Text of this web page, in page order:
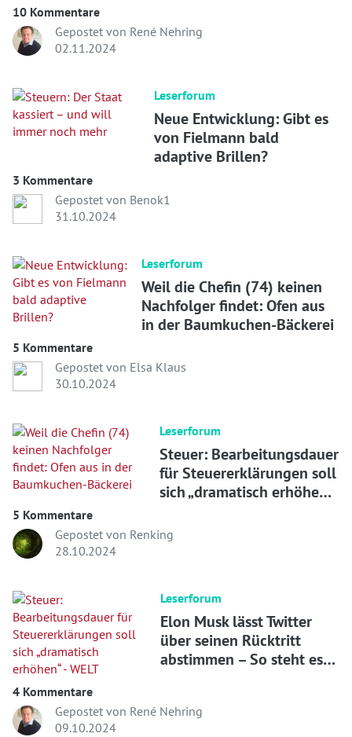
10 Kommentare
Gepostet von René Nehring
02.11.2024
Leserforum
Neue Entwicklung: Gibt es
von Fielmann bald
adaptive Brillen?
3 Kommentare
Gepostet von Benok1
31.10.2024
Leserforum
Weil die Chefin (74) keinen
Nachfolger findet: Ofen aus
in der Baumkuchen-Bäckerei
5 Kommentare
Gepostet von Elsa Klaus
30.10.2024
Leserforum
Steuer: Bearbeitungsdauer
für Steuererklärungen soll
sich „dramatisch erhöhen“ -
5 Kommentare
Gepostet von Renking
28.10.2024
Leserforum
Elon Musk lässt Twitter
über seinen Rücktritt
abstimmen – So steht es
4 Kommentare
Gepostet von René Nehring
09.10.2024